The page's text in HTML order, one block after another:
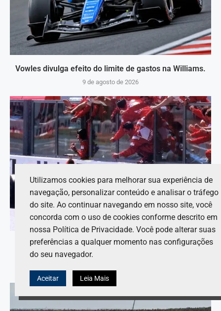
Vowles divulga efeito do limite de gastos na Williams.
9 de agosto de 2026
Na Ferrari, Hamilton é comparado a Schumacher
internamente.
9 de agosto de 2026
Utilizamos cookies para melhorar sua experiência de
navegação, personalizar conteúdo e analisar o tráfego
do site. Ao continuar navegando em nosso site, você
concorda com o uso de cookies conforme descrito em
nossa Política de Privacidade. Você pode alterar suas
preferências a qualquer momento nas configurações
do seu navegador.
Aceitar Leia Mais